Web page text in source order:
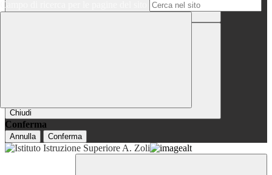
Chiudi
Conferma
Annulla Conferma
Campo di ricerca per le pagine del sito